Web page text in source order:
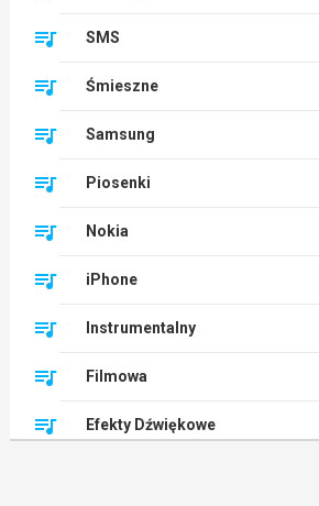
SMS
Śmieszne
Samsung
Piosenki
Nokia
iPhone
Instrumentalny
Filmowa
Efekty Dźwiękowe